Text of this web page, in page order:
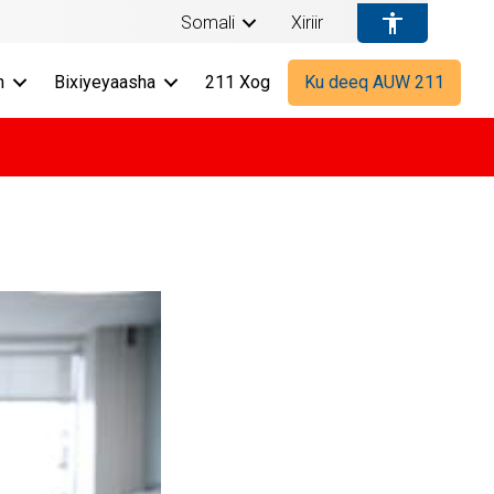
Somali Xiriir
Bixiyeyaasha 211 Xog Ku deeq AUW 211